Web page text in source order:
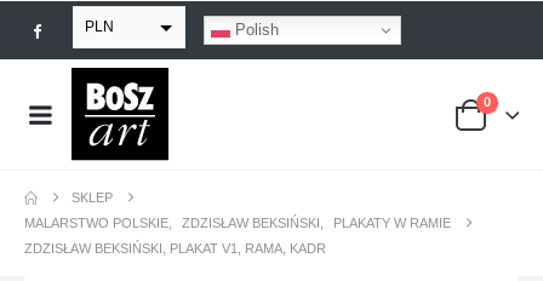
PLN
EUR
USD
Polish
0
SKLEP
MALARSTWO POLSKIE
ZDZISŁAW BEKSIŃSKI
PLAKATY W RAMIE
ZDZISŁAW BEKSIŃSKI, PLAKAT V1, RAMA, KADR